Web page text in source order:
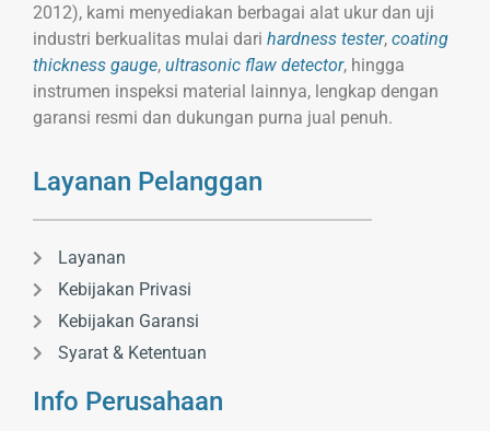
2012), kami menyediakan berbagai alat ukur dan uji
industri berkualitas mulai dari hardness tester, coating
thickness gauge, ultrasonic flaw detector, hingga
instrumen inspeksi material lainnya, lengkap dengan
garansi resmi dan dukungan purna jual penuh.
Layanan Pelanggan
Layanan
Kebijakan Privasi
Kebijakan Garansi
Syarat & Ketentuan
Info Perusahaan